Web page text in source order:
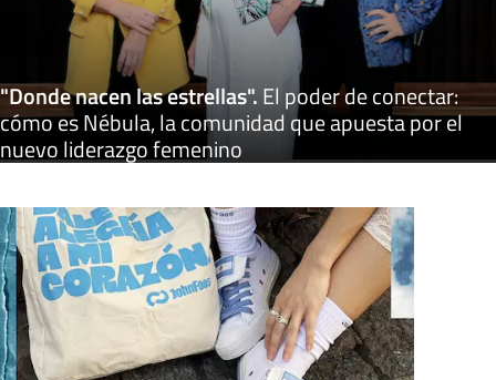
"Donde nacen las estrellas".El poder de conectar:
cómo es Nébula, la comunidad que apuesta por el
nuevo liderazgo femenino